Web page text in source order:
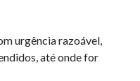
urgência razoável,
até onde for